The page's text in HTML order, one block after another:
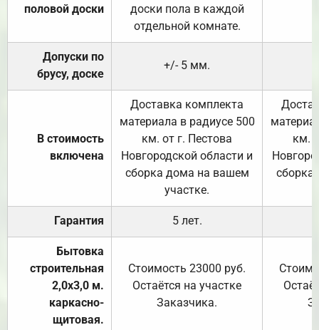
половой доски
доски пола в каждой
отдельной комнате.
Допуски по
брусу, доске
+/- 5 мм.
В стоимость
включена
Доставка комплекта
материала в радиусе 500
км. от г. Пестова
Новгородской области и
сборка дома на вашем
участке.
км.
Гарантия 5 лет.
Бытовка
строительная
2,0х3,0 м.
каркасно-
щитовая.
Стоимость 23000 руб.
Остаётся на участке
Заказчика.